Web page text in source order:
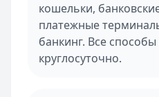
кошельки,
платежные
банкинг. Все
круглосуточно.